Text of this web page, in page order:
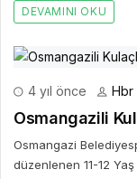
DEVAMINI OKU
4 yıl önce Hbr
Osmangazili
Osmangazi
düzenlenen 11-12